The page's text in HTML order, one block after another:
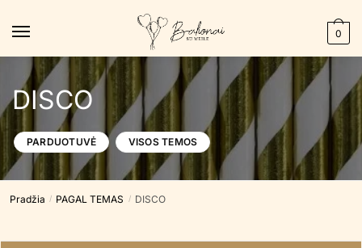
0
DISCO
PARDUOTUVĖ VISOS TEMOS
Pradžia / PAGAL TEMAS / DISCO